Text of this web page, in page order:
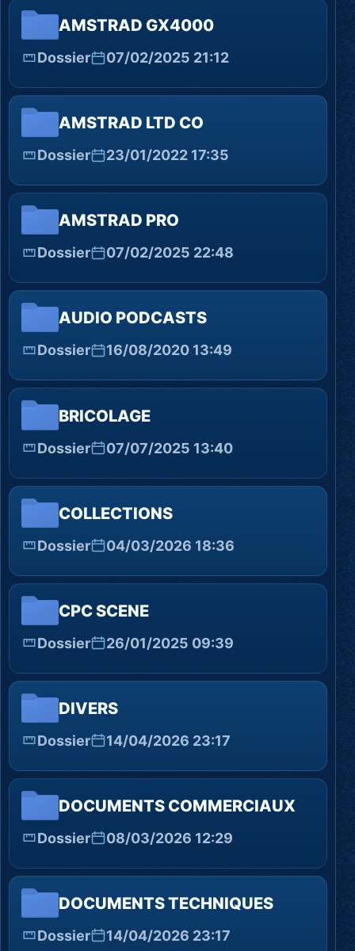
AMSTRAD GX4000
Dossier 07/02/2025 21:12
AMSTRAD LTD CO
Dossier 23/01/2022 17:35
AMSTRAD PRO
Dossier 07/02/2025 22:48
AUDIO PODCASTS
Dossier 16/08/2020 13:49
BRICOLAGE
Dossier 07/07/2025 13:40
COLLECTIONS
Dossier 04/03/2026 18:36
CPC SCENE
Dossier 26/01/2025 09:39
DIVERS
Dossier 14/04/2026 23:17
DOCUMENTS COMMERCIAUX
Dossier 08/03/2026 12:29
DOCUMENTS TECHNIQUES
Dossier 14/04/2026 23:17